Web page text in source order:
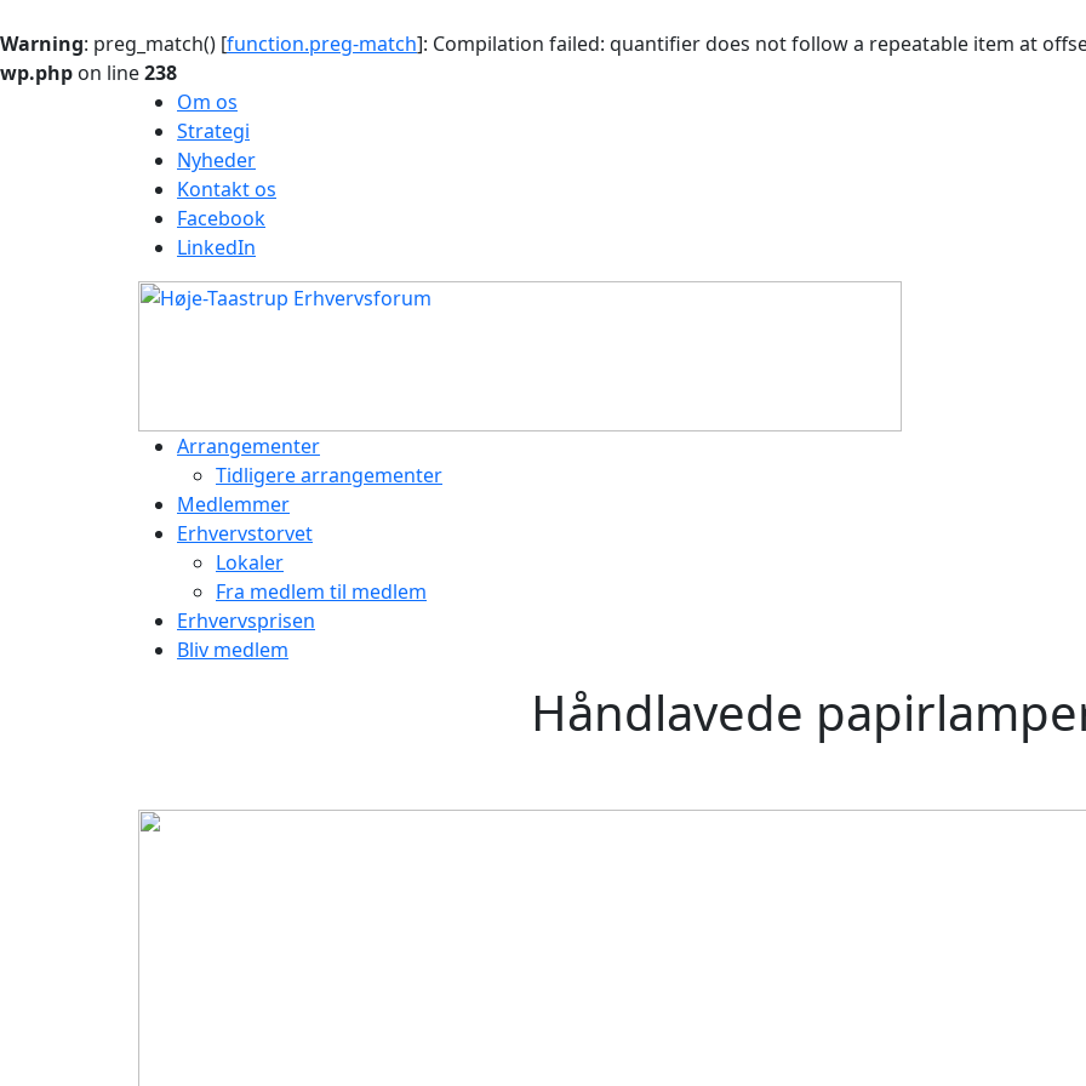
Warning: preg_match() [function.preg-match]: Compilation failed: quantifier does not follow a repeatable item at
wp.php on line238
Om os
Strategi
Nyheder
Kontakt os
Facebook
LinkedIn
Arrangementer
Tidligere arrangementer
Medlemmer
Erhvervstorvet
Lokaler
Fra medlem til medlem
Erhvervsprisen
Bliv medlem
Håndlavede